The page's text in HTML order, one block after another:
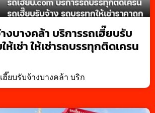
งบางคล้า บริการรถเฮี๊ยบรับ
ห้เช่า ให้เช่ารถบรรทุกติดเครน
ฮี๊ยบรับจ้างบางคล้า บริก